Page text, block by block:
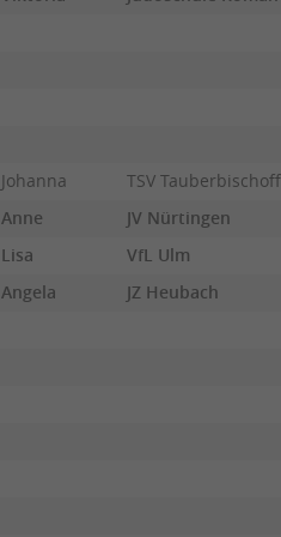
Johanna
TSV
Anne
JV Nürtingen
Lisa
VfL Ulm
Angela
JZ Heubach